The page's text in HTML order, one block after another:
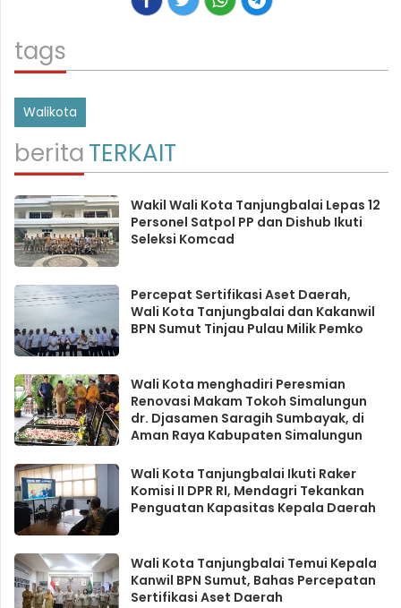
tags
Walikota
beritaTERKAIT
Wakil Wali Kota Tanjungbalai Lepas 12
Personel Satpol PP dan Dishub Ikuti
Seleksi Komcad
Percepat Sertifikasi Aset Daerah,
Wali Kota Tanjungbalai dan Kakanwil
BPN Sumut Tinjau Pulau Milik Pemko
Wali Kota menghadiri Peresmian
Renovasi Makam Tokoh Simalungun
dr. Djasamen Saragih Sumbayak, di
Aman Raya Kabupaten Simalungun
Wali Kota Tanjungbalai Ikuti Raker
Komisi II DPR RI, Mendagri Tekankan
Penguatan Kapasitas Kepala Daerah
Wali Kota Tanjungbalai Temui Kepala
Kanwil BPN Sumut, Bahas Percepatan
Sertifikasi Aset Daerah